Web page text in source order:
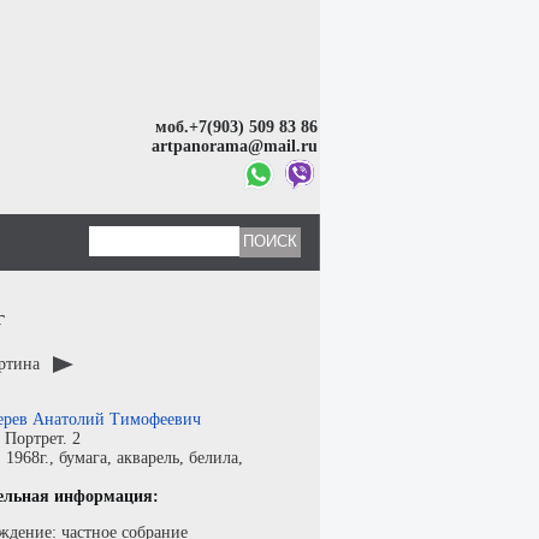
моб.+7(903) 509 83 86
artpanorama@mail.ru
Анатолий Тимофеевич
Портрет. 2
1968г., бумага, акварель, белила,
информация:
частное собрание